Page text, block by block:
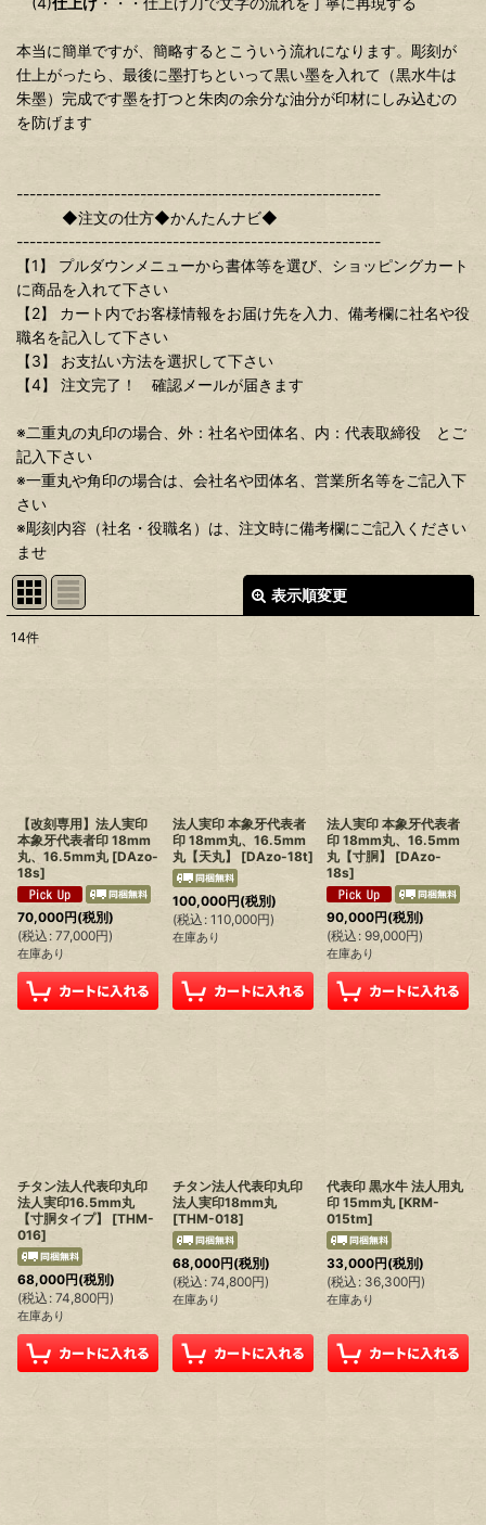
本当に簡単ですが、簡略するとこういう流れになります。彫刻が
仕上がったら、最後に墨打ちといって黒い墨を入れて（黒水牛は
朱墨）完成です墨を打つと朱肉の余分な油分が印材にしみ込むの
を防げます
--------------------------------------------------------
◆注文の仕方◆かんたんナビ◆
--------------------------------------------------------
【1】 プルダウンメニューから書体等を選び、ショッピングカート
に商品を入れて下さい
【2】 カート内でお客様情報をお届け先を入力、備考欄に社名や役
職名を記入して下さい
【3】 お支払い方法を選択して下さい
【4】 注文完了！ 確認メールが届きます
※二重丸の丸印の場合、外：社名や団体名、内：代表取締役 とご
記入下さい
※一重丸や角印の場合は、会社名や団体名、営業所名等をご記入下
さい
※彫刻内容（社名・役職名）は、注文時に備考欄にご記入ください
ませ
表示順変更
並び順
絞り込む
14件
【改刻専用】法人実印
本象牙代表者印 18mm
丸、16.5mm丸 [DAzo-
18s]
70,000円(税別)
(税込 : 77,000円)
在庫あり
法人実印 本象牙代表者
印 18mm丸、16.5mm
丸【天丸】
[DAzo-18t]
100,000円(税別)
(税込 : 110,000円)
在庫あり
法人実印 本象牙代表者
印 18mm丸、16.5mm
丸【寸胴】
[DAzo-
18s]
90,000円(税別)
(税込 : 99,000円)
在庫あり
チタン法人代表印丸印
法人実印16.5mm丸
【寸胴タイプ】
[THM-
016]
68,000円(税別)
(税込 : 74,800円)
在庫あり
チタン法人代表印丸印
法人実印18mm丸
[THM-018]
68,000円(税別)
(税込 : 74,800円)
在庫あり
代表印 黒水牛 法人用丸
印 15mm丸 [KRM-
015tm]
33,000円(税別)
(税込 : 36,300円)
在庫あり